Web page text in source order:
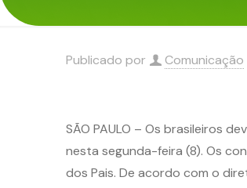
Publicado por Comunicação
SÃO PAULO – Os brasileiros
nesta segunda-feira (8). Os
dos Pais. De acordo com o